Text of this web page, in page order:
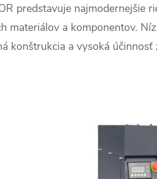
predstavuje najmodernejšie
materiálov a komponentov.
konštrukcia a vysoká